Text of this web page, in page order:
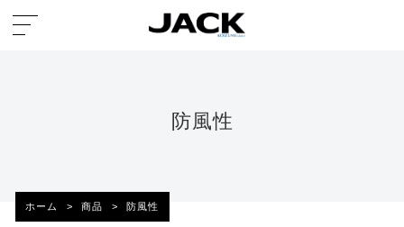
防風性
ホーム > 商品 > 防風性